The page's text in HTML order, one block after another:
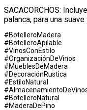
SACACORCHOS:
palanca, para una
#BotelleroMadera
#BotelleroApilable
#VinosConEstilo
#OrganizaciónDeVinos
#MueblesDeMadera
#DecoraciónRustica
#EstiloNatural
#BotelleroNatural
#MaderaDePino